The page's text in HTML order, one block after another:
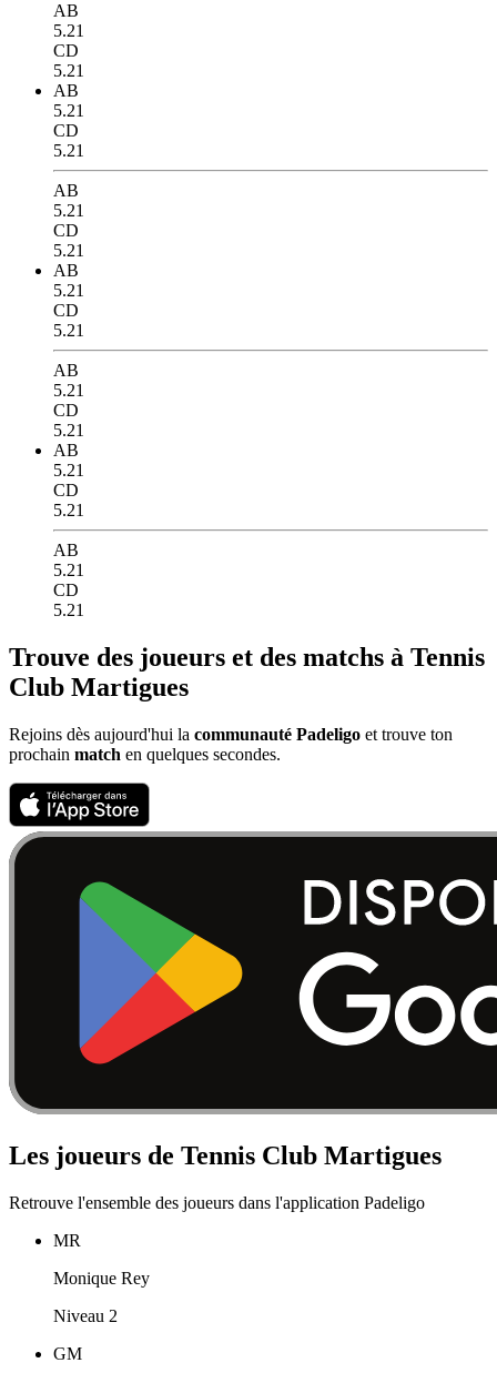
AB
5.21
CD
5.21
AB
5.21
CD
5.21
AB
5.21
CD
5.21
AB
5.21
CD
5.21
AB
5.21
CD
5.21
AB
5.21
CD
5.21
AB
5.21
CD
5.21
Trouve des joueurs et des matchs à Tennis
Club Martigues
Rejoins dès aujourd'hui la communauté Padeligo et trouve ton
prochain match en quelques secondes.
Les joueurs de Tennis Club Martigues
Retrouve l'ensemble des joueurs dans l'application Padeligo
MR
Monique Rey
Niveau 2
GM